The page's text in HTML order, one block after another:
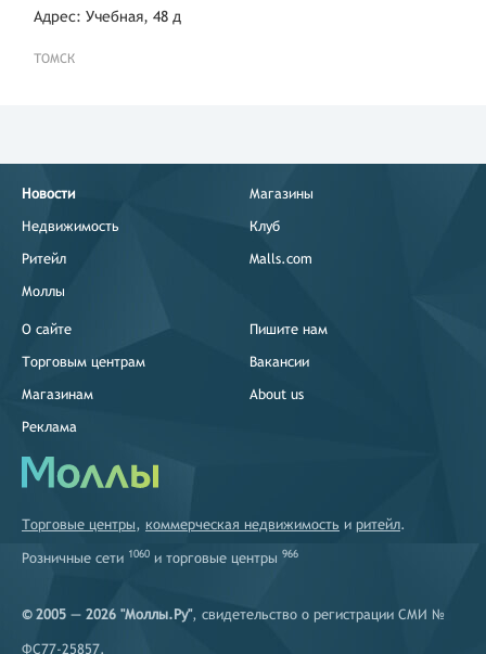
Адрес: Учебная, 48 д
ТОМСК
Новости
Недвижимость
Ритейл
Моллы
Магазины
Клуб
Malls.com
О сайте
Торговым центрам
Магазинам
Реклама
Пишите нам
Вакансии
About us
Торговые центры, коммерческая недвижимость и ритейл.
Розничные сети 1060 и торговые центры 966
© 2005 — 2026 "Моллы.Ру", свидетельство о регистрации СМИ №
ФС77-25857.